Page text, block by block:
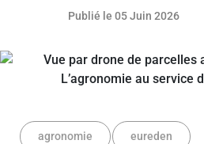
Publié le 05 Juin 202608
agronomie eureden